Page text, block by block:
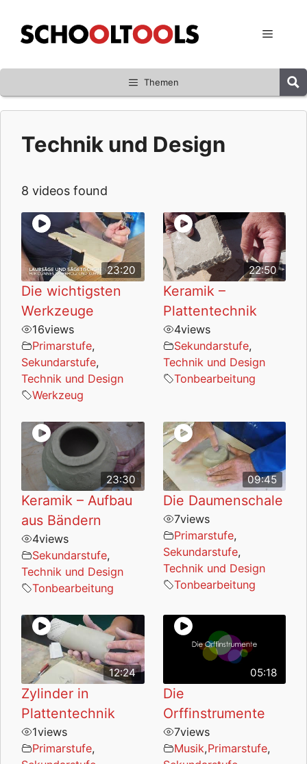
Inhalt
springen
Menü
Themen
Technik und Design
8 videos found
23:20
Die wichtigsten
Werkzeuge
16views
Primarstufe,
Sekundarstufe,
Technik und Design
Werkzeug
22:50
Keramik –
Plattentechnik
4views
Sekundarstufe,
Technik und Design
Tonbearbeitung
23:30
Keramik – Aufbau
aus Bändern
4views
Sekundarstufe,
Technik und Design
Tonbearbeitung
09:45
Die Daumenschale
7views
Primarstufe,
Sekundarstufe,
Technik und Design
Tonbearbeitung
12:24
Zylinder in
Plattentechnik
1views
Primarstufe,
05:18
Die
Orffinstrumente
7views
Musik,Primarstufe,